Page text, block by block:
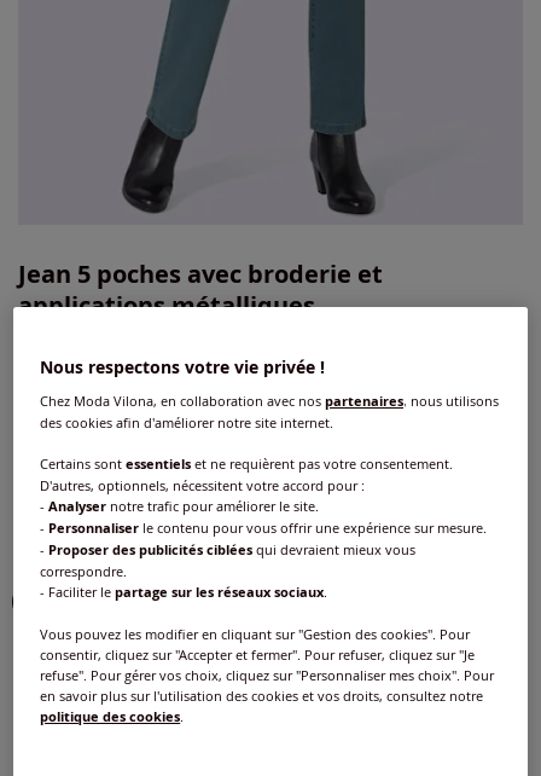
Jean 5 poches avec broderie et
applications métalliques
Couleur :bleu blanchi
Choisir une couleur :
Nous respectons votre vie privée !
Chez Moda Vilona, en collaboration avec nospartenaires, nous utilisons
des cookies afin d'améliorer notre site internet.
Certains sontessentiels et ne requièrent pas votre consentement.
D'autres, optionnels, nécessitent votre accord pour :
-Analyser notre trafic pour améliorer le site.
- Personnaliser le contenu pour vous offrir une expérience sur mesure.
- Proposer des publicités ciblées qui devraient mieux vous
correspondre.
- Faciliter lepartage sur les réseaux sociaux.
Vous pouvez les modifier en cliquant sur "Gestion des cookies". Pour
consentir, cliquez sur "Accepter et fermer". Pour refuser, cliquez sur "Je
refuse". Pour gérer vos choix, cliquez sur "Personnaliser mes choix". Pour
en savoir plus sur l'utilisation des cookies et vos droits, consultez notre
politique des cookies.